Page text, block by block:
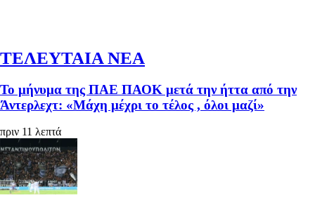
ΤΕΛΕΥΤΑΙΑ ΝΕΑ
Το μήνυμα της ΠΑΕ ΠΑΟΚ μετά την ήττα από την
Άντερλεχτ: «Μάχη μέχρι το τέλος , όλοι μαζί»
πριν 11 λεπτά